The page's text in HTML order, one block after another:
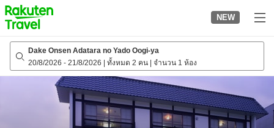
to
top
page
NEW
Dake Onsen Adatara no Yado Oogi-ya
20/8/2026 - 21/8/2026 ทั้งหมด 2 คน จำนวน 1 ห้อง